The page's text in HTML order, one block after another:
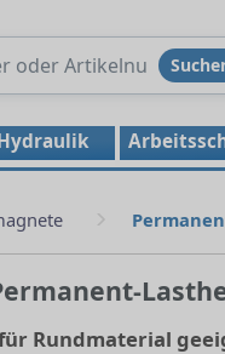
Rundmaterial